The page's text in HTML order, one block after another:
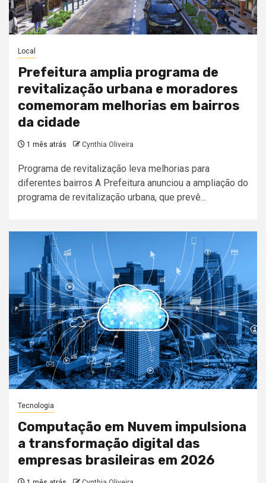
Local
Prefeitura amplia programa de
revitalização urbana e moradores
comemoram melhorias em bairros
da cidade
1 mês atrás Cynthia Oliveira
Programa de revitalização leva melhorias para
diferentes bairros A Prefeitura anunciou a ampliação do
programa de revitalização urbana, que prevê...
Tecnologia
Computação em Nuvem impulsiona
a transformação digital das
empresas brasileiras em 2026